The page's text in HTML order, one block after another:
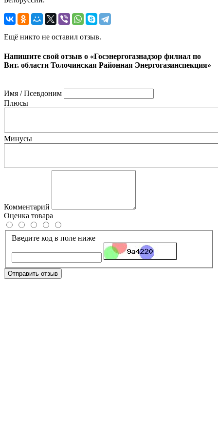
Ещё никто не оставил отзыв.
Напишите свой отзыв о «Госэнергогазнадзор филиал по
Вит. области Толочинская Районная Энергогазинспекция»
Имя / Псевдоним
Плюсы
Минусы
Комментарий
Оценка товара
Введите код в поле ниже
Отправить отзыв